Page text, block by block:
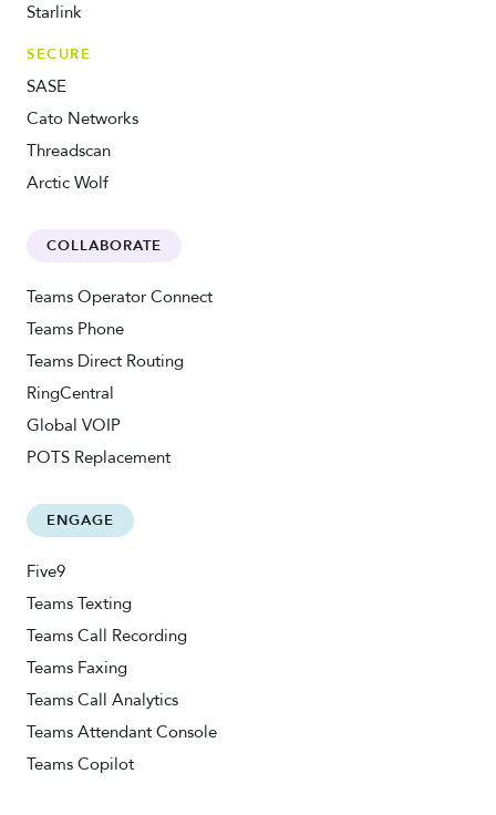
Starlink
SECURE
SASE
Cato Networks
Threadscan
Arctic Wolf
COLLABORATE
Teams Operator Connect
Teams Phone
Teams Direct Routing
RingCentral
Global VOIP
POTS Replacement
ENGAGE
Five9
Teams Texting
Teams Call Recording
Teams Faxing
Teams Call Analytics
Teams Attendant Console
Teams Copilot